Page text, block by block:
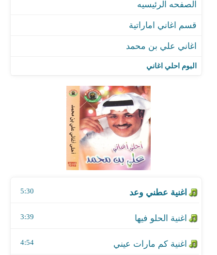
البوم احلي اغاني
اغنية عطني وعد
5:30
اغنية الحلو فيها
3:39
اغنية كم مارات عيني
4:54
اغنية طاش ما طاش
اغنية الخميس
اغنية الزين يبقي زين